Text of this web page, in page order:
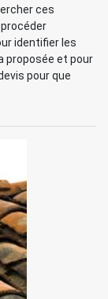
ces
identifier les
proposée et pour
pour que